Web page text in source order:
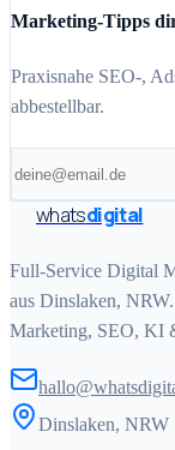
Marketing-Tipps
Praxisnahe SEO-,
abbestellbar.
whatsdigital
Full-Service Digital
aus Dinslaken,
Marketing, SEO, KI
Dinslaken, NRW